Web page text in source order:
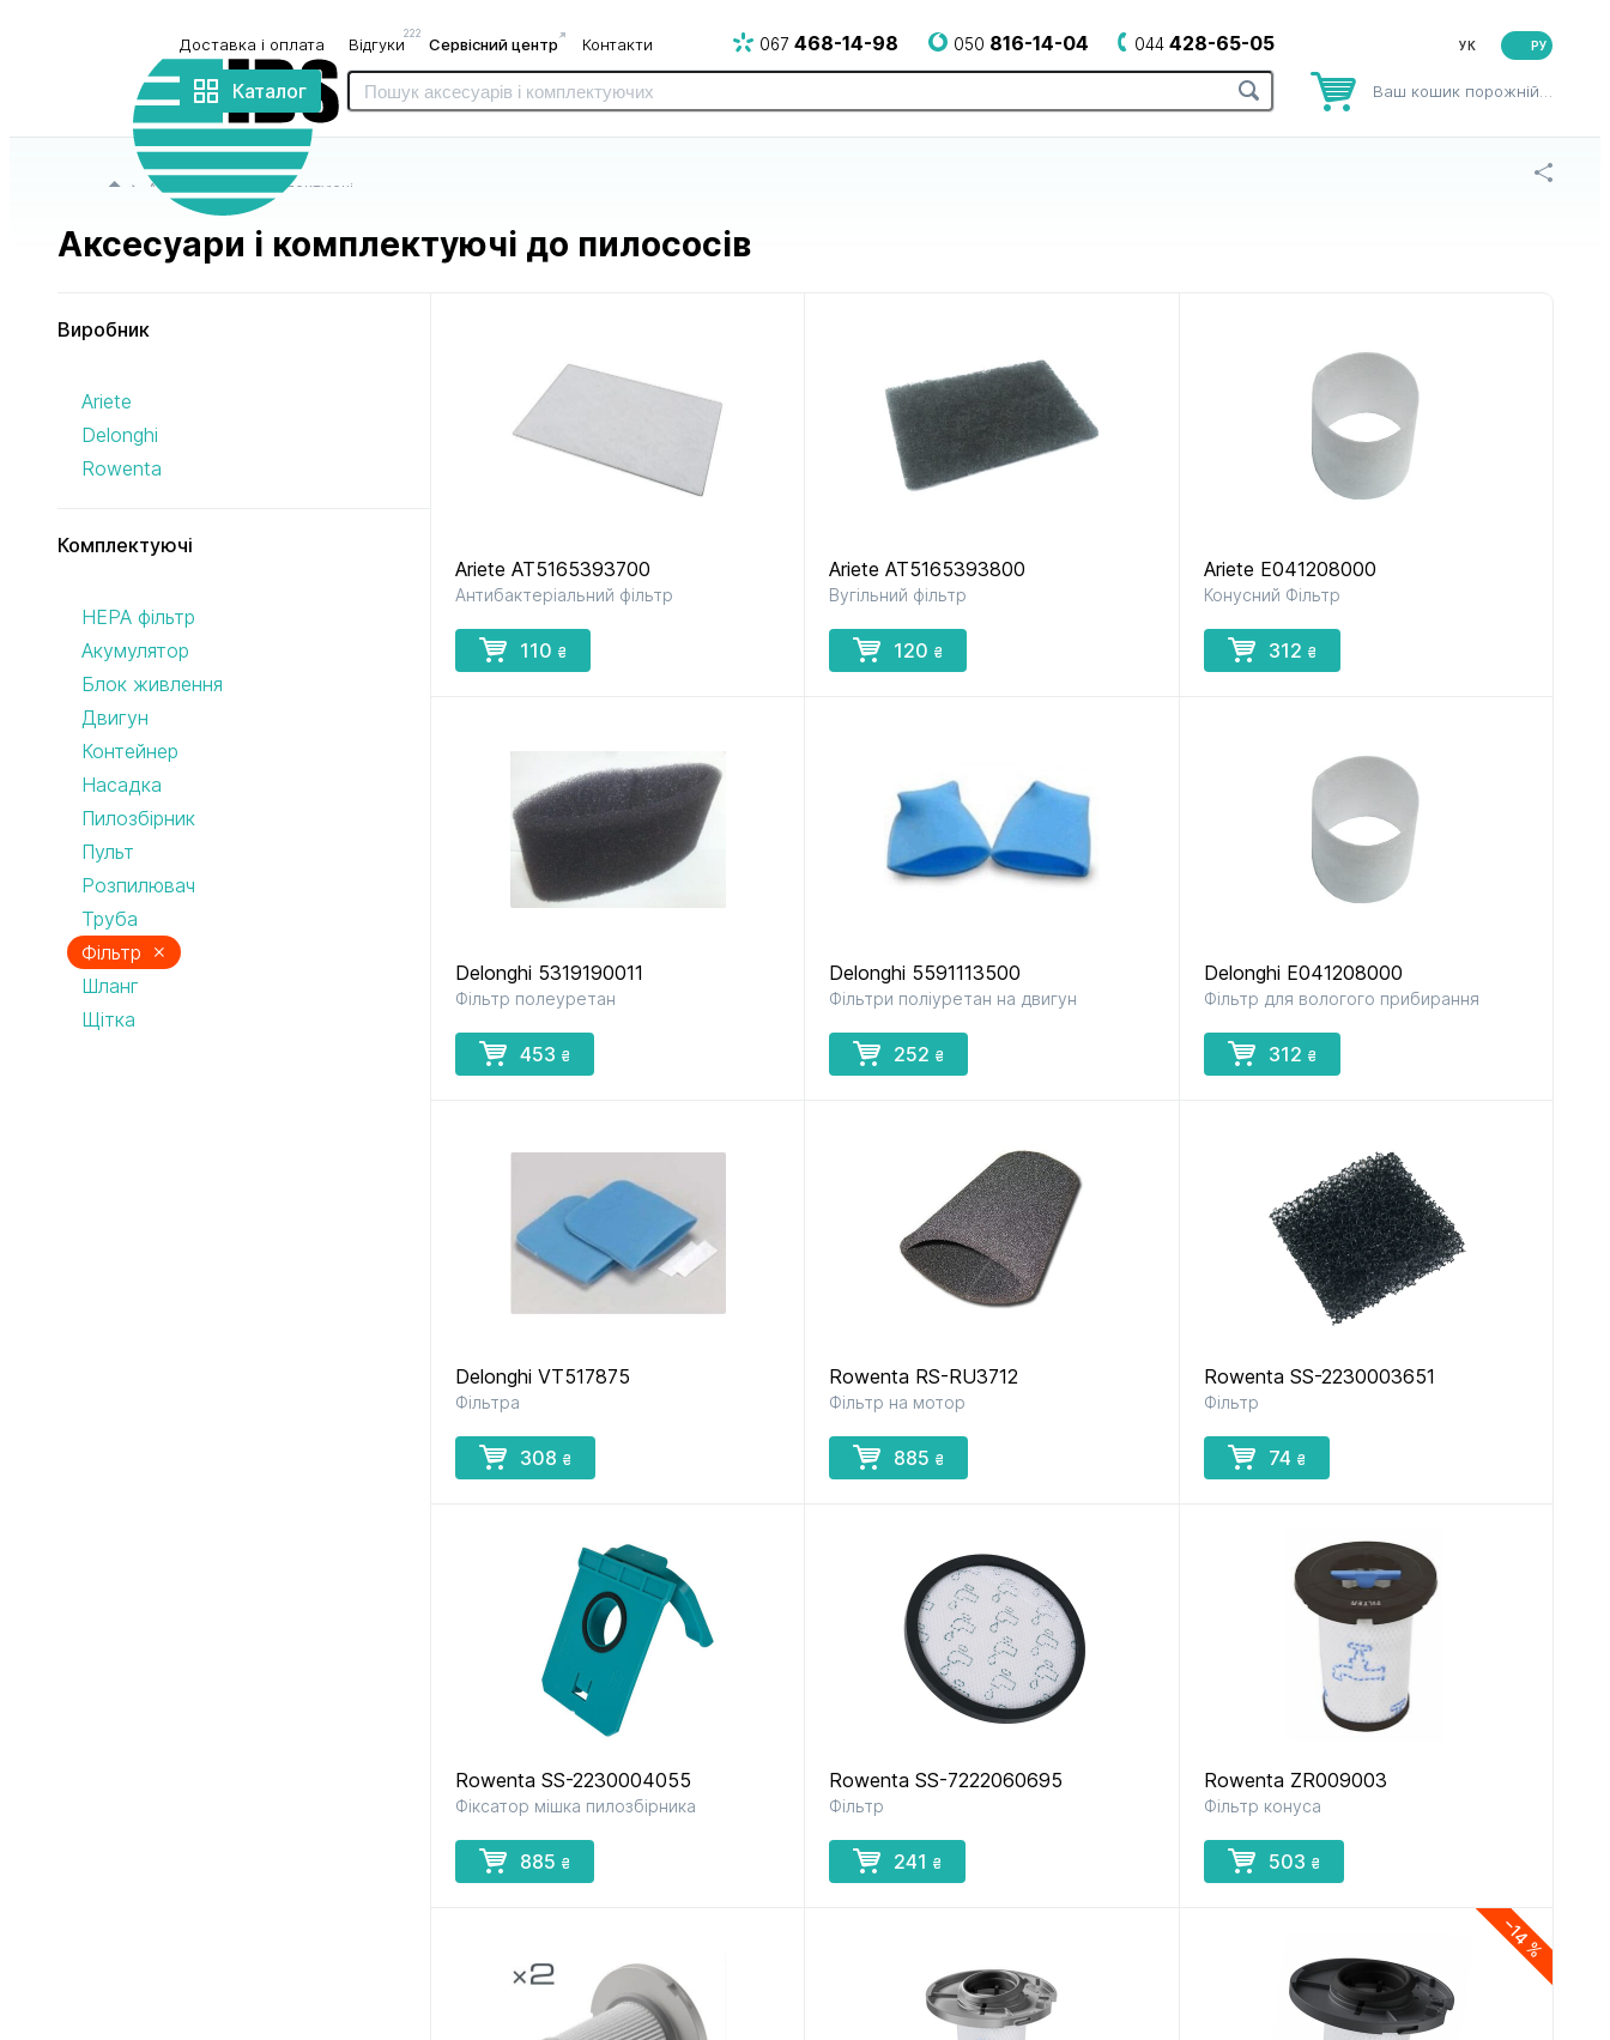
Інтернет-
магазин
«IBS»
Каталог
до електро
до електрогрилів
до епіляторів до зубних щіток до йогуртниць
і кавоварок
до мультиварок
до м’ясорубок до пилососів
до фенів
до чайників
і термосів
Доставка і оплата Відгуки
222
Сервісний центр Контакти РУ
067 468-14-98 050 816-14-04 044 428-65-05
Ваш кошик порожній…
Головна сторінка
Аксесуари і комплектуючі
Аксесуари і комплектуючі до пилососів
Виробник
Ariete
Delonghi
Rowenta
Комплектуючі
HEPA фільтр
Акумулятор
Блок живлення
Двигун
Контейнер
Насадка
Пилозбірник
Пульт
Розпилювач
Труба
Фільтр ×
Шланг
Щітка
Ariete AT5165393700
Антибактеріальний фільтр
110 ₴
Ariete AT5165393800
Вугільний фільтр
120 ₴
Ariete E041208000
Конусний Фільтр
312 ₴
Delonghi 5319190011
Фільтр полеуретан
453 ₴
Delonghi 5591113500
Фільтри поліуретан на двигун
252 ₴
Delonghi E041208000
Фільтр для вологого прибирання
312 ₴
Delonghi VT517875
Фільтра
308 ₴
Rowenta RS-RU3712
Фільтр на мотор
885 ₴
Rowenta SS-2230003651
Фільтр
74 ₴
Rowenta SS-2230004055
Фіксатор мішка пилозбірника
885 ₴
Rowenta SS-7222060695
Фільтр
241 ₴
Rowenta ZR009003
Фільтр конуса
503 ₴
−14 %